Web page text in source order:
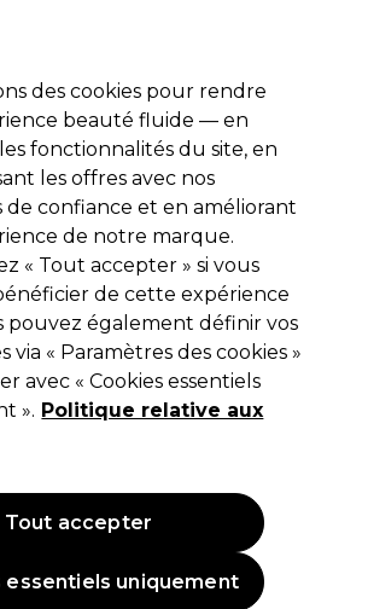
Se connecter
Coiffure Electro et Matériel
Livraison et délais
lire la suite
12 Bigoudis à
Bi-Color 12 pcs Gris-Bleu
des cookies pour rendre
beauté fluide — en
fonctionnalités du site, en
les offres avec nos
de confiance et en améliorant
de notre marque.
« Tout accepter » si vous
de cette expérience
pouvez également définir vos
via « Paramètres des cookies »
avec « Cookies essentiels
». Politique relative aux
essentiels uniquement
Tout accepter